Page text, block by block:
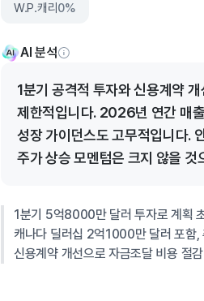
W.P.캐리 0%
AI 분석
1분기 공격적 투자와 신용계약
제한적입니다. 2026년 연간 매
성장 가이던스도 고무적입니다.
주가 상승 모멘텀은 크지 않을 것
1분기 5억8000만 달러 투자로 계획
캐나다 딜러십 2억1000만 달러 포함,
신용계약 개선으로 자금조달 비용 절